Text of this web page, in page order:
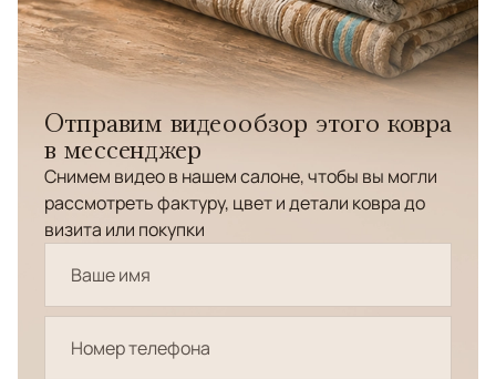
Отправим видеообзор этого ковра
в мессенджер
Снимем видео в нашем салоне, чтобы вы могли
рассмотреть фактуру, цвет и детали ковра до
визита или покупки